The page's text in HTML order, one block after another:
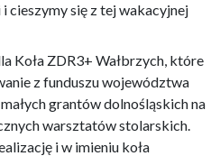
cieszymy się z tej wakacyjnej
Koła ZDR3+ Wałbrzych, które
z funduszu województwa
grantów dolnośląskich na
warsztatów stolarskich.
i w imieniu koła